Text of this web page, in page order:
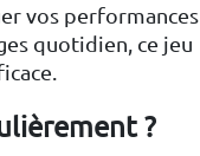
vos performances
quotidien, ce jeu
?